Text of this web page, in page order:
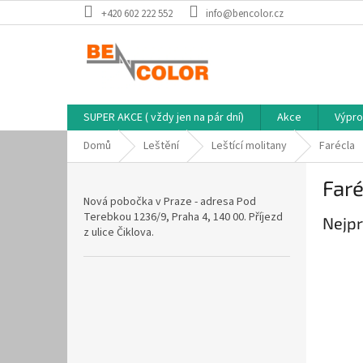
na
+420 602 222 552 info@bencolor.cz
SUPER AKCE ( vždy jen na pár dní) Akce
Domů
Leštění Leštící molitany Farécla
Nová pobočka v Praze - adresa Pod
Terebkou 1236/9, Praha 4, 140 00. Příjezd
z ulice Čiklova.